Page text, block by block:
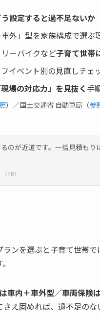
設定すると過不足ないか
外」型を家族構成で選ぶ
ーバイクなど子育て世帯
イベント別の見直しチェ
場の対応力」を見抜く 手
）／国土交通省 自動車局（参
のが近道です。一括見積も
（PR）
ンを選ぶと子育て世帯で
車内＋車外型／車両保険
え固めれば、過不足のな